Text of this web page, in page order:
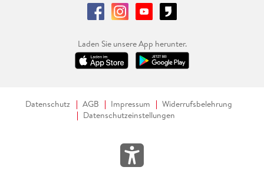
Laden Sie unsere App herunter.
Datenschutz AGB Impressum
Widerrufsbelehrung
Datenschutzeinstellungen